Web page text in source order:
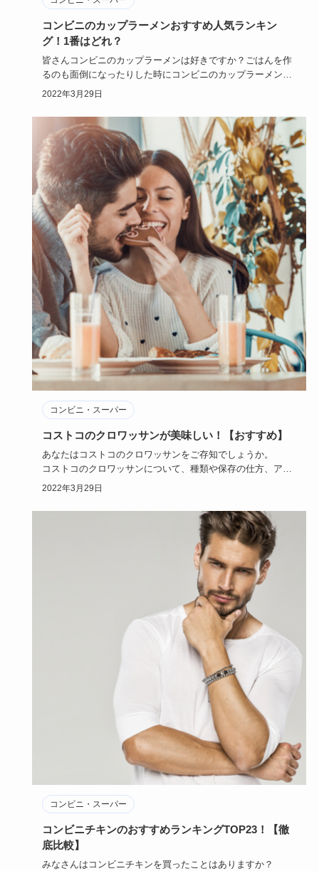
コンビニのカップラーメンおすすめ人気ランキン
グ！1番はどれ？
皆さんコンビニのカップラーメンは好きですか？ごはんを作
るのも面倒になったりした時にコンビニのカップラーメンは
便利ですよね。…
2022年3月29日
コンビニ・スーパー
コストコのクロワッサンが美味しい！【おすすめ】
あなたはコストコのクロワッサンをご存知でしょうか。
コストコのクロワッサンについて、種類や保存の仕方、アレ
ンジ方法までご…
2022年3月29日
コンビニ・スーパー
コンビニチキンのおすすめランキングTOP23！【徹
底比較】
みなさんはコンビニチキンを買ったことはありますか？